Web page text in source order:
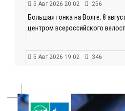
5 Авг 2026 20:02 256
Большая гонка на Волге: 8
центром всероссийского
5 Авг 2026 19:02 346
фестиваль